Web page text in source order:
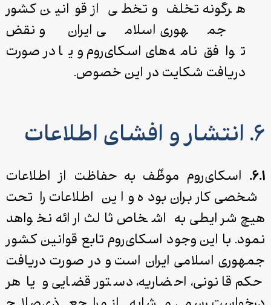
هرگونه تخلف و تخطی از قوانین کشور
جمهوری اسلامی ایران و نقض
توافق‌نامه‌های اسکای‌روم و یا در صورت
دریافت شکایت در این خصوص.
۶. انتشار و افشای اطلاعات
۶.۱.
اسکای‌روم موظّف به حفاظت از اطلاعات
شخصی کاربران بوده و این اطلاعات را تحت
هیچ شرایطی به اشخاص ثالث ارائه نخواهد
نمود. با این وجود اسکای‌روم تابع قوانین کشور
جمهوری اسلامی ایران است و در صورت دریافت
حکم قانونی، احضاریه، دستور قضایی و یا هر